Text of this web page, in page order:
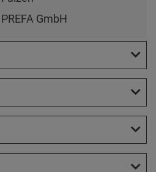
PREFA GmbH